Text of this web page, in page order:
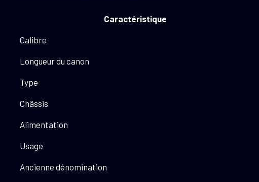
Caractéristique
Calibre
Longueur du canon
Type
Châssis
Alimentation
Usage
Ancienne dénomination